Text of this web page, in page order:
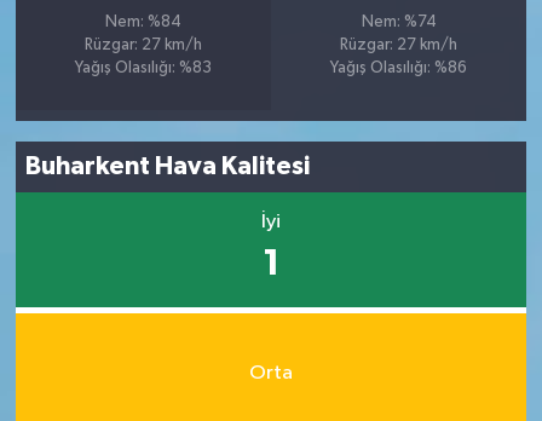
Nem: %84
Rüzgar: 27 km/h
Yağış Olasılığı: %83
Nem: %74
Rüzgar: 27 km/h
Yağış Olasılığı: %86
Buharkent Hava Kalitesi
İyi
1
Orta